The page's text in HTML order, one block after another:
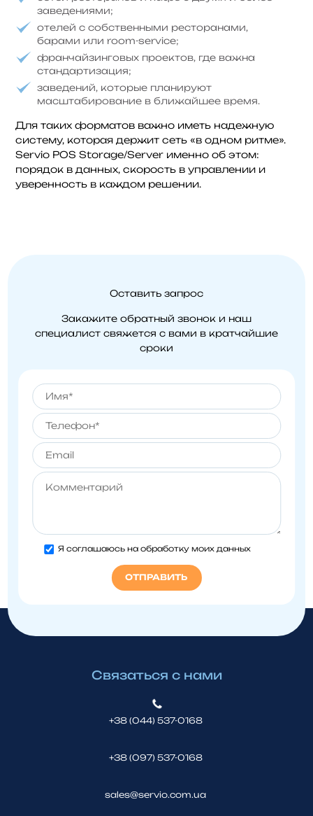
заведениями;
отелей с собственными ресторанами,
барами или room-service;
франчайзинговых проектов, где важна
стандартизация;
заведений, которые планируют
масштабирование в ближайшее время.
Для таких форматов важно иметь надежную
систему, которая держит сеть «в одном ритме».
Servio POS Storage/Server именно об этом:
порядок в данных, скорость в управлении и
уверенность в каждом решении.
Оставить запрос
Закажите обратный звонок и наш
специалист свяжется с вами в кратчайшие
сроки
Я соглашаюсь на обработку моих данных
Связаться с нами
+38 (044) 537-0168
+38 (097) 537-0168
sales@servio.com.ua